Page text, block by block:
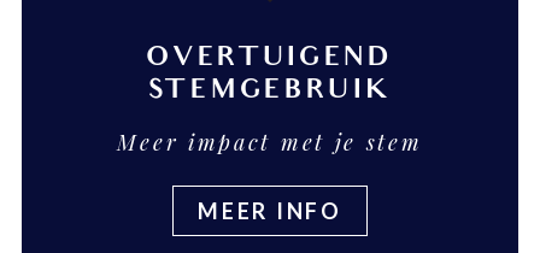
OVERTUIGEND
STEMGEBRUIK
Meer impact met je stem
MEER INFO